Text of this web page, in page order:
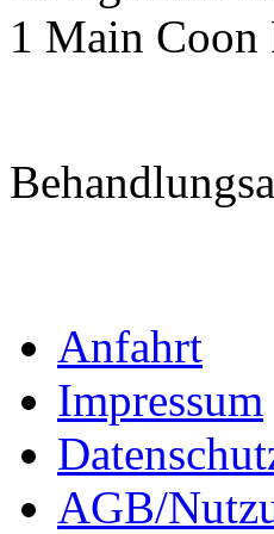
1 Main
Anfahrt
Impressum
AGB/